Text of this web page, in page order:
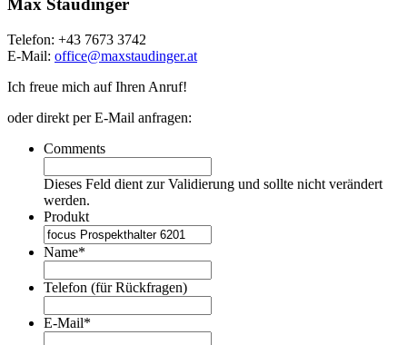
Max Staudinger
Telefon: +43 7673 3742
E-Mail: office@maxstaudinger.at
Ich freue mich auf Ihren Anruf!
oder direkt per E-Mail anfragen:
Comments
Dieses Feld dient zur Validierung und sollte nicht verändert
werden.
Produkt
Name*
Telefon (für Rückfragen)
E-Mail*